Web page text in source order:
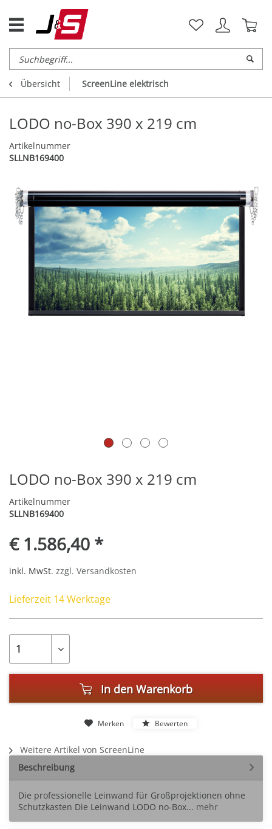
Übersicht ScreenLine elektrisch
LODO no-Box 390 x 219 cm
Artikelnummer
SLLNB169400
LODO no-Box 390 x 219 cm
Artikelnummer
SLLNB169400
€ 1.586,40 *
inkl. MwSt. zzgl. Versandkosten
Lieferzeit 14 Werktage
In den Warenkorb
Merken Bewerten
Weitere Artikel von ScreenLine
Beschreibung
Die professionelle Leinwand für Großprojektionen ohne
Schutzkasten Die Leinwand LODO no-Box... mehr